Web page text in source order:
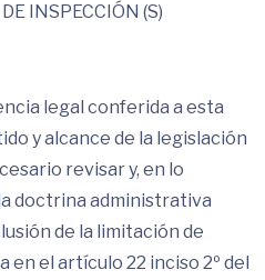
INSPECCIÓN (S)
legal conferida a esta
y alcance de la legislación
revisar y, en lo
doctrina administrativa
de la limitación de
el artículo 22 inciso 2º del